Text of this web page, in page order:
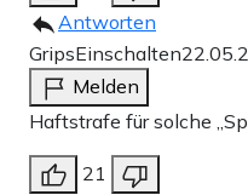
Antworten
GripsEinschalten
Melden
Haftstrafe für solche
21